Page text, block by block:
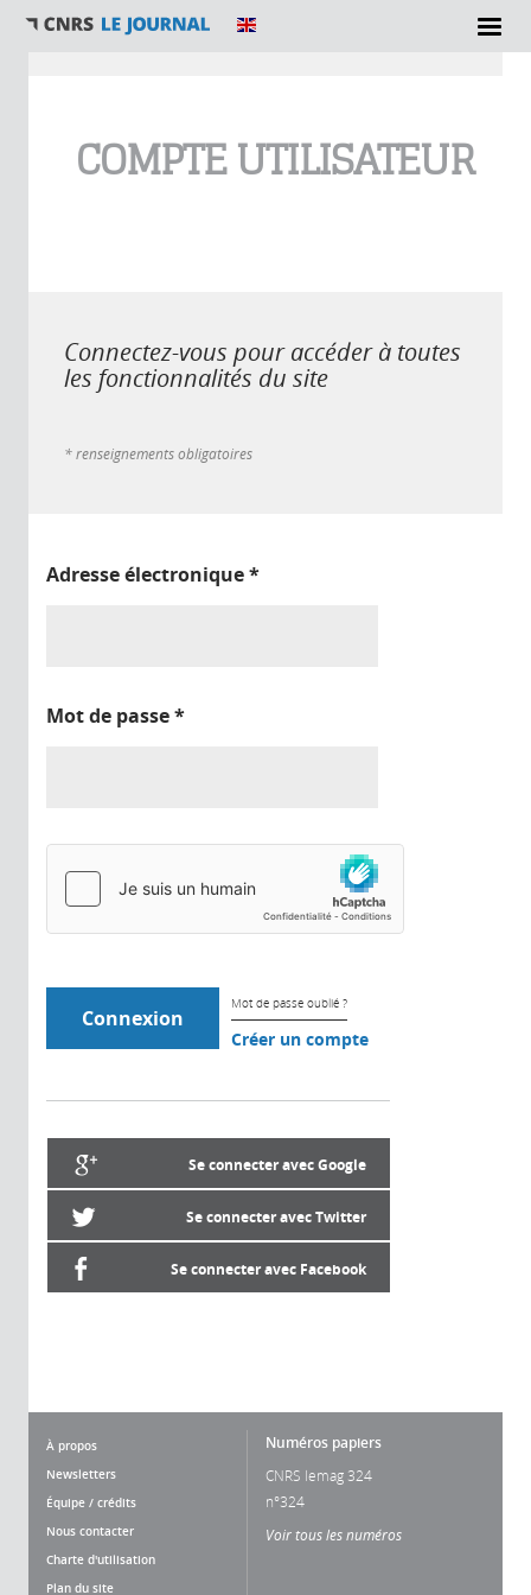
COMPTE UTILISATEUR
Connectez-vous pour accéder à toutes
les fonctionnalités du site
* renseignements obligatoires
Adresse électronique*
Mot de passe*
Mot de passe oublié ?
Créer un compte
Se connecter avec Google
Se connecter avec Twitter
Se connecter avec Facebook
À propos
Newsletters
Équipe / crédits
Nous contacter
Charte d'utilisation
Plan du site
Numéros papiers
CNRS lemag 324
n°324
Voir tous les numéros